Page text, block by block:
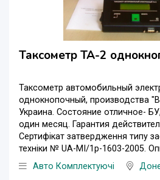
Таксометр ТА-2
Таксометр автомобильный
однокнопочный, производства
Украина. Состояние отличное-
один месяц. Гарантия
Сертифікат затвердження типу
техніки № UA-MI/1p-1603-2005.
Авто Комплектуючі